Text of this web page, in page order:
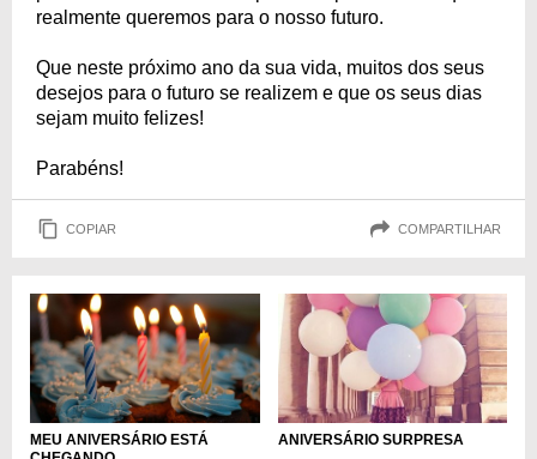
realmente queremos para o nosso futuro.
Que neste próximo ano da sua vida, muitos dos seus
desejos para o futuro se realizem e que os seus dias
sejam muito felizes!
Parabéns!
COPIAR COMPARTILHAR
MEU ANIVERSÁRIO ESTÁ
ANIVERSÁRIO SURPRESA